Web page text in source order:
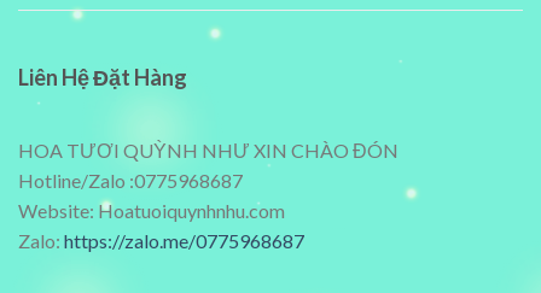
Liên Hệ Đặt Hàng
HOA TƯƠI QUỲNH NHƯ XIN CHÀO ĐÓN
Hotline/Zalo :0775968687
Website: Hoatuoiquynhnhu.com
Zalo: https://zalo.me/0775968687